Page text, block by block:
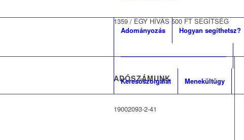
1359/ EGY HÍVÁS 500 FT SEGÍTSÉG
ADÓSZÁMUNK
19002093-2-41
Adományozás Hogyan segíthetsz?
————————————————
Keresőszolgálat
Menekültügy